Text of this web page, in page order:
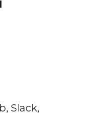
Slack,